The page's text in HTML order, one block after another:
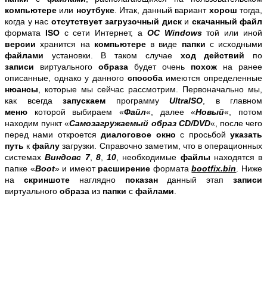
компьютере или ноутбуке. Итак, данный вариант хороштогда,
когда у нас отсутствует загрузочный диски скачанный файл
формата ISO с сети Интернет, а ОС Windowsтой или иной
версиихранится на компьютере в виде папки с исходными
файлами установки. В таком случае ход действий по
записи виртуального образа будет очень похож на ранее
описанные, однако у данного способа имеются определенные
нюансы , которые мы сейчас рассмотрим. Первоначально мы,
как всегда запускаем программу UltraISO , в главном
меню которой выбираем «Файл«, далее «Новый«, потом
находим пункт «Самозагружаемый образ CD/DVD«, после чего
перед нами откроетсядиалоговое окно с просьбойуказать
путь кфайлузагрузки. Справочно заметим, что в операционных
системах Виндовс 7, 8, 10 , необходимые файлы находятся в
папке «Boot» и имеют расширение форматаbootfix.bin . Ниже
на скриншоте наглядно показан данный этапзаписи
виртуального образа из папки с файлами